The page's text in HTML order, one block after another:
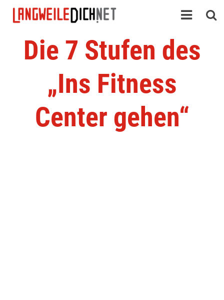
Die 7 Stufen des
„Ins Fitness
Center gehen“